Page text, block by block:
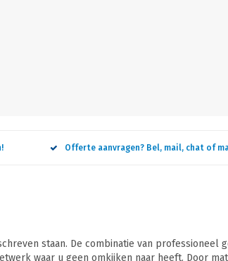
Offerte aanvragen? Bel, mail, chat of
staan. De combinatie van professioneel
waar u geen omkijken naar heeft. Door